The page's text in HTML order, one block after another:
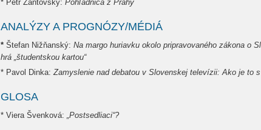
* Petr Žantovský: Pohľadnica z Prahy
ANALÝZY A PROGNÓZY/MÉDIÁ
* Štefan Nižňanský: Na margo huriavku okolo pripravovaného zákona o
hrá „študentskou kartou“
* Pavol Dinka:Zamyslenie nad debatou v Slovenskej televízii: Ako je to
GLOSA
* Viera Švenková: „Postsedliaci“?